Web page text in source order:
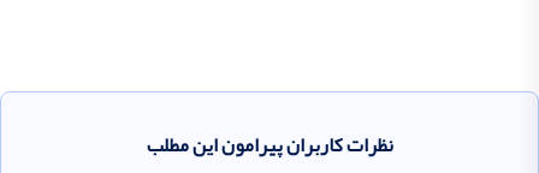
نظرات کاربران پیرامون این مطلب